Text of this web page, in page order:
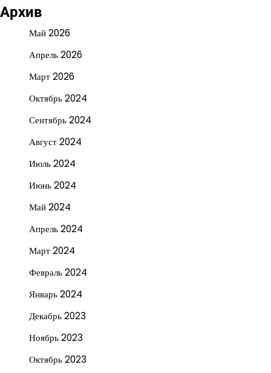
Архив
Май 2026
Апрель 2026
Март 2026
Октябрь 2024
Сентябрь 2024
Август 2024
Июль 2024
Июнь 2024
Май 2024
Апрель 2024
Март 2024
Февраль 2024
Январь 2024
Декабрь 2023
Ноябрь 2023
Октябрь 2023